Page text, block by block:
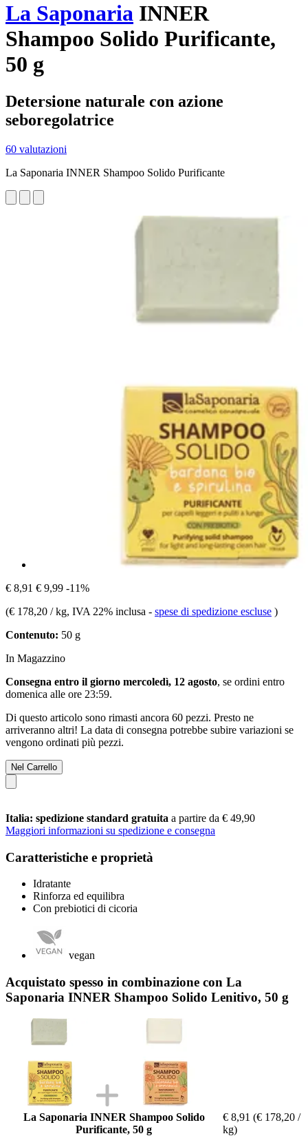
La Saponaria INNER
Shampoo Solido Purificante,
50 g
Detersione naturale con azione
seboregolatrice
60 valutazioni
La Saponaria INNER Shampoo Solido Purificante
€ 8,91 € 9,99 -11%
(€ 178,20 / kg, IVA 22% inclusa - spese di spedizione escluse )
Contenuto: 50 g
In Magazzino
Consegna entro il giorno mercoledì, 12 agosto, se ordini entro
domenica alle ore 23:59.
Di questo articolo sono rimasti ancora 60 pezzi. Presto ne
arriveranno altri! La data di consegna potrebbe subire variazioni se
vengono ordinati più pezzi.
Nel Carrello
Italia: spedizione standard gratuita a partire da € 49,90
Maggiori informazioni su spedizione e consegna
Caratteristiche e proprietà
Idratante
Rinforza ed equilibra
Con prebiotici di cicoria
vegan
Acquistato spesso in combinazione con La
Saponaria INNER Shampoo Solido Lenitivo, 50 g
La Saponaria INNER Shampoo Solido
Purificante, 50 g
€ 8,91 (€ 178,20 /
kg)